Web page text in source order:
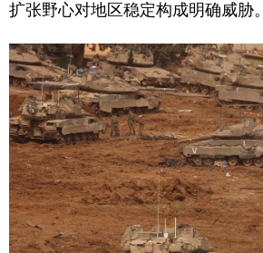
扩张野心对地区稳定构成明确威胁。